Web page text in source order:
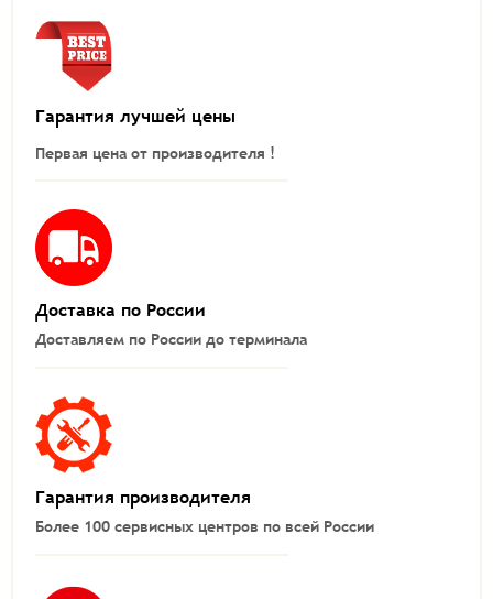
Гарантия лучшей цены
Первая цена от производителя !
Доставка по России
Доставляем по России до терминала
Гарантия производителя
Более 100 сервисных центров по всей России